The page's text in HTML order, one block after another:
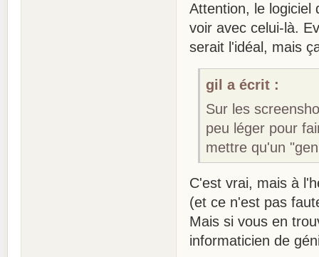
Attention, le logiciel
voir avec celui-là.
serait l'idéal, mais
gil a écrit :
Sur les
peu léger pour
mettre qu'un
C'est vrai, mais à
(et ce n'est pas
Mais si vous en
informaticien de